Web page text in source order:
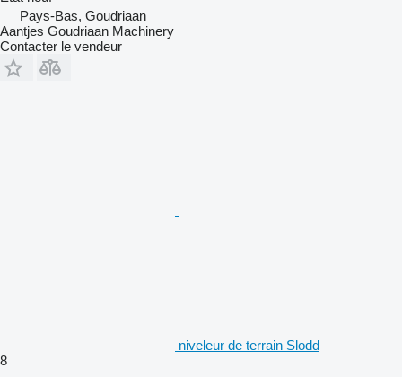
Pays-Bas, Goudriaan
Aantjes Goudriaan Machinery
Contacter le vendeur
niveleur de terrain Slodd
8